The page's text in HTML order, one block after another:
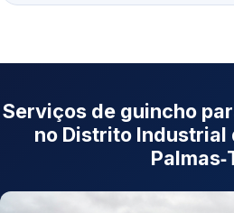
Serviços de guincho
no Distrito Industrial